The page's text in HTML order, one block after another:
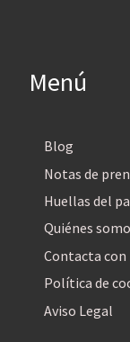
Menú
Blog
Notas de
Huellas del
Quiénes
Contacta con
Política de
Aviso Legal